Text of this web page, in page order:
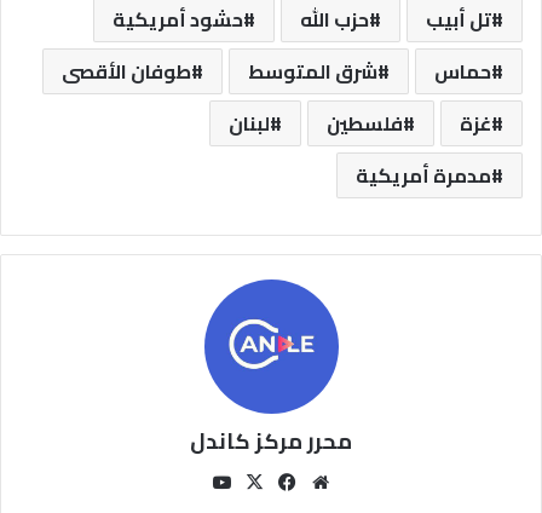
تل أبيب
حزب الله
حشود أمريكية
حماس
شرق المتوسط
طوفان الأقصى
غزة
فلسطين
لبنان
مدمرة أمريكية
محرر مركز كاندل
مو في ‫X